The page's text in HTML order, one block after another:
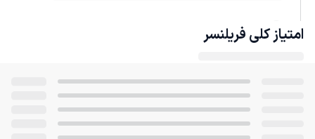
امتیاز کلی فریلنسر